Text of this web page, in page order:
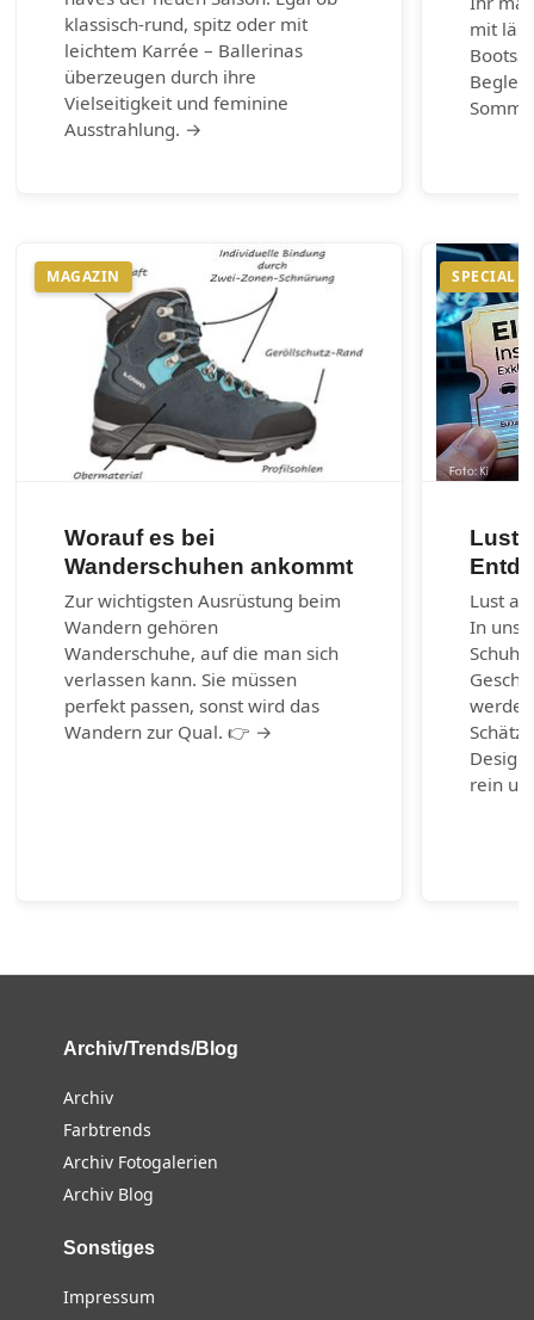
klassisch-rund, spitz oder mit
leichtem Karrée – Ballerinas
überzeugen durch ihre
Vielseitigkeit und feminine
Ausstrahlung. →
mit
MAGAZIN
Worauf es bei
Wanderschuhen ankommt
Zur wichtigsten Ausrüstung beim
Wandern gehören
Wanderschuhe, auf die man sich
verlassen kann. Sie müssen
perfekt passen, sonst wird das
Wandern zur Qual. 👉 →
SPECIAL
Lust
Lust
In
rein
Archiv/Trends/Blog
Archiv
Farbtrends
Archiv Fotogalerien
Archiv Blog
Sonstiges
Impressum